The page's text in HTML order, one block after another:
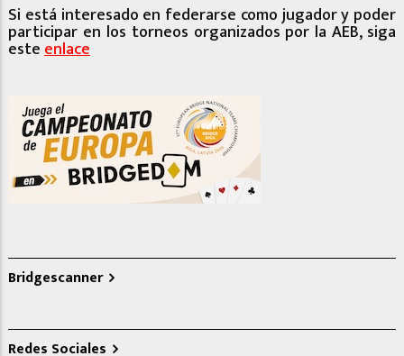
Si está interesado en federarse como jugador y poder
participar en los torneos organizados por la AEB, siga
esteenlace
Bridgescanner
Redes Sociales